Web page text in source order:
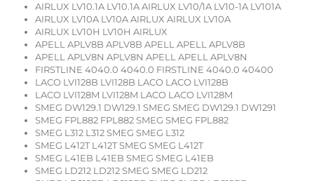
AIRLUX LV10.1A LV10.1A AIRLUX LV10/1A LV10-1A LV101A
AIRLUX LV10A LV10A AIRLUX AIRLUX LV10A
AIRLUX LV10H LV10H AIRLUX
APELL APLV8B APLV8B APELL APELL APLV8B
APELL APLV8N APLV8N APELL APELL APLV8N
FIRSTLINE 4040.0 4040.0 FIRSTLINE 4040.0 40400
LACO LVI128B LVI128B LACO LACO LVI128B
LACO LVI128M LVI128M LACO LACO LVI128M
SMEG DW129.1 DW129.1 SMEG SMEG DW129.1 DW1291
SMEG FPL882 FPL882 SMEG SMEG FPL882
SMEG L312 L312 SMEG SMEG L312
SMEG L412T L412T SMEG SMEG L412T
SMEG L41EB L41EB SMEG SMEG L41EB
SMEG LD212 LD212 SMEG SMEG LD212